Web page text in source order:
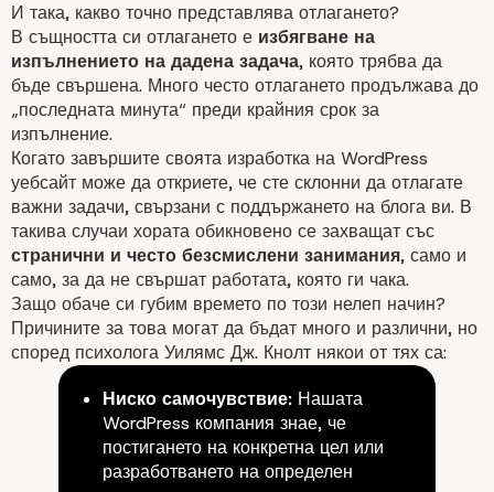
И така, какво точно представлява отлагането?
В същността си отлагането е избягване на
изпълнението на дадена задача, която трябва да
бъде свършена. Много често отлагането продължава до
„последната минута“ преди крайния срок за
изпълнение.
Когато завършите своята изработка на WordPress
уебсайт може да откриете, че сте склонни да отлагате
важни задачи, свързани с поддържането на блога ви. В
такива случаи хората обикновено се захващат със
странични и често безсмислени занимания, само и
само, за да не свършат работата, която ги чака.
Защо обаче си губим времето по този нелеп начин?
Причините за това могат да бъдат много и различни, но
според психолога Уилямс Дж. Кнолт някои от тях са:
Ниско самочувствие:Нашата
WordPress компания знае, че
постигането на конкретна цел или
разработването на определен